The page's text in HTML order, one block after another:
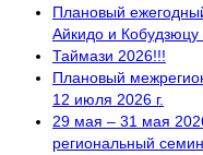
Плановый
Айкидо и
Таймази 2026!!!
Плановый
12 июля 2026 г.
29 мая – 31 мая
региональный